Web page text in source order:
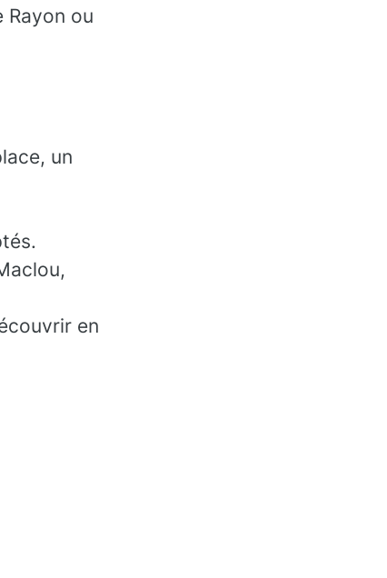
Rayon ou
un
en